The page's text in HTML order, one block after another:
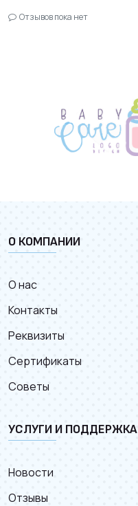
Отзывов пока нет
О КОМПАНИИ
О нас
Контакты
Реквизиты
Сертификаты
Советы
УСЛУГИ И ПОДДЕРЖКА
Новости
Отзывы